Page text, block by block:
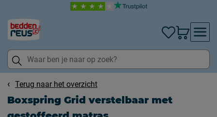
Terug naar het overzicht
Boxspring Grid verstelbaar met